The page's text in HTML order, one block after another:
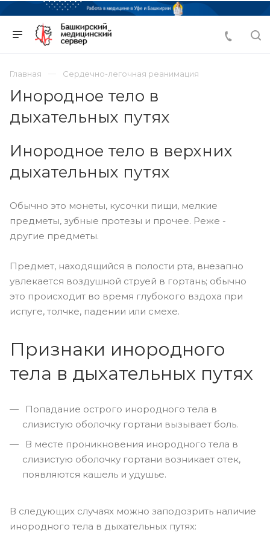
Главная Сердечно-легочная реанимация
Инородное тело в
дыхательных путях
Инородное тело в верхних
дыхательных путях
Обычно это монеты, кусочки пищи, мелкие
предметы, зубные протезы и прочее. Реже -
другие предметы.
Предмет, находящийся в полости рта, внезапно
увлекается воздушной струей в гортань; обычно
это происходит во время глубокого вздоха при
испуге, толчке, падении или смехе.
Признаки инородного
тела в дыхательных путях
Попадание острого инородного тела в
слизистую оболочку гортани вызывает боль.
В месте проникновения инородного тела в
слизистую оболочку гортани возникает отек,
появляются кашель и удушье.
В следующих случаях можно заподозрить наличие
инородного тела в дыхательных путях: